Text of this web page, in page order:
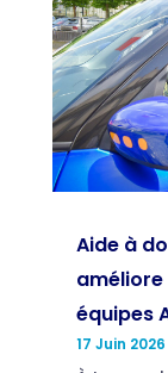
Aide à
équipes
17 Juin 2026